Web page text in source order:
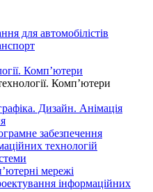
для автомобілістів
Комп’ютери
Комп’ютери
Дизайн. Анімація
забезпечення
технологій
мережі
інформаційних